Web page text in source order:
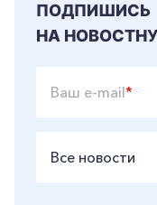
Заказать
ПОДПИШИСЬ
НА
Ваш e-mail*
Все новости